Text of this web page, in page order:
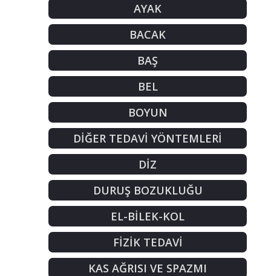
AYAK
BACAK
BAŞ
BEL
BOYUN
DİĞER TEDAVİ YÖNTEMLERİ
DİZ
DURUŞ BOZUKLUĞU
EL-BİLEK-KOL
FİZİK TEDAVİ
KAS AĞRISI VE SPAZMI